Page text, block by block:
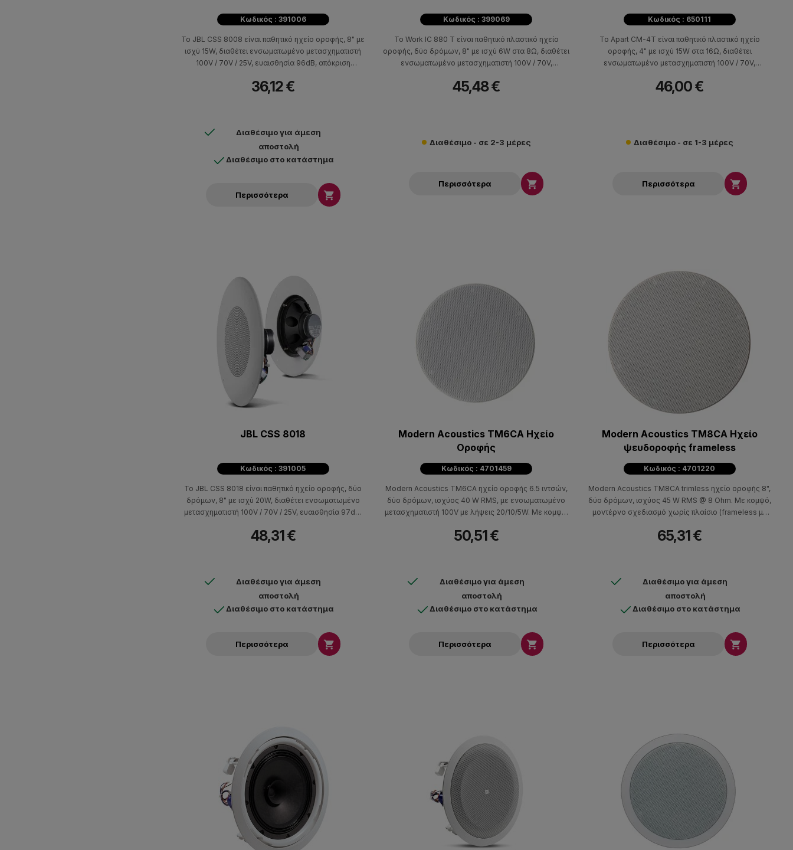
Κωδικός : 391006
Το JBL CSS 8008 είναι παθητικό ηχείο οροφής, 8" με
ισχύ 15W, διαθέτει ενσωματωμένο μετασχηματιστή
100V / 70V / 25V, ευαισθησία 96dB, απόκριση
71mm και διάμετρο οπής 216mm.
36,12 €
Διαθέσιμο για άμεση
αποστολή
Διαθέσιμο στο κατάστημα
Περισσότερα 
Κωδικός : 399069
Το Work IC 880 T είναι παθητικό πλαστικό ηχείο
οροφής, δύο δρόμων, 8" με ισχύ 6W στα 8Ω, διαθέτει
ενσωματωμένο μετασχηματιστή 100V / 70V,
συχνότητας 62Hz-20kHz. Έχει βάθος τοποθέτησης
45,48 €
Διαθέσιμο - σε 2-3 μέρες
Περισσότερα 
Κωδικός : 650111
Το Apart CM-4T είναι παθητικό πλαστικό ηχείο
οροφής, 4" με ισχύ 15W στα 16Ω, διαθέτει
ενσωματωμένο μετασχηματιστή 100V / 70V,
συχνότητας 90Hz-19kHz. Έχει βάθος τοποθέτησης
46,00 €
Διαθέσιμο - σε 1-3 μέρες
Περισσότερα 
JBL CSS 8018
Κωδικός : 391005
Το JBL CSS 8018 είναι παθητικό ηχείο οροφής, δύο
δρόμων, 8" με ισχύ 20W, διαθέτει ενσωματωμένο
μετασχηματιστή 100V / 70V / 25V, ευαισθησία 97dB,
τοποθέτησης 73mm και διάμετρο οπής 216mm.
48,31 €
Διαθέσιμο για άμεση
αποστολή
Διαθέσιμο στο κατάστημα
Περισσότερα 
Modern Acoustics TM6CA Ηχείο
Οροφής
Κωδικός : 4701459
Modern Acoustics TM6CA ηχείο οροφής 6.5 ιντσών,
δύο δρόμων, ισχύος 40 W RMS, με ενσωματωμένο
μετασχηματιστή 100V με λήψεις 20/10/5W. Με κομψό,
μαγνητική σήτα), κατάλληλο για μόνιμες
50,51 €
Διαθέσιμο για άμεση
αποστολή
Διαθέσιμο στο κατάστημα
Περισσότερα 
Modern Acoustics TM8CA Ηχείο
ψευδοροφής frameless
Κωδικός : 4701220
Modern Acoustics TM8CA trimless ηχείο οροφής 8",
δύο δρόμων, ισχύος 45 W RMS @ 8 Ohm. Με κομψό,
μοντέρνο σχεδιασμό χωρίς πλαίσιο (frameless με
εγκαταστάσεις. Προσφέρει εξαιρετικό ηχητικό
γραφεία και όπου αλλού η διακριτικότητα και υψηλή
ποιότητα ήχου είναι ζητούμενα.
65,31 €
Διαθέσιμο για άμεση
αποστολή
Διαθέσιμο στο κατάστημα
Περισσότερα 